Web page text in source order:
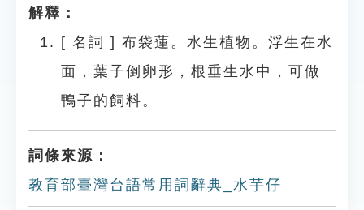
貓頭鷹博士
解釋：
[ 名詞 ] 布袋蓮。水生植物。浮生在水
面，葉子倒卵形，根垂生水中，可做
鴨子的飼料。
詞條來源：
教育部臺灣台語常用詞辭典_水芋仔